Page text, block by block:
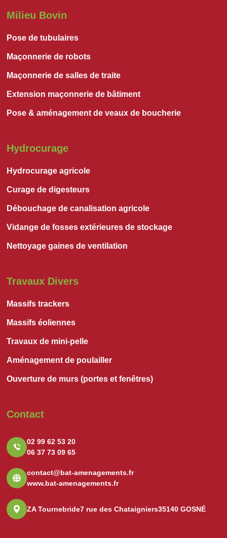
Milieu Bovin
Pose de tubulaires
Maçonnerie de robots
Maçonnerie de salles de traite
Extension maçonnerie de bâtiment
Pose & aménagement de veaux de boucherie
Hydrocurage
Hydrocurage agricole
Curage de digesteurs
Débouchage de canalisation agricole
Vidange de fosses extérieures de stockage
Nettoyage gaines de ventilation
Travaux Divers
Massifs trackers
Massifs éoliennes
Travaux de mini-pelle
Aménagement de poulailler
Ouverture de murs (portes et fenêtres)
Contact
02 99 62 53 20
06 37 73 09 65
contact@bat-amenagements.fr
www.bat-amenagements.fr
ZA Tournebride7 rue des Chataigniers35140 GOSNÉ